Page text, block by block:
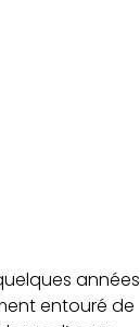
années
entouré de